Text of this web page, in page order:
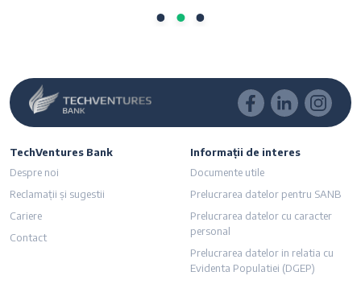
TechVentures Bank
Despre noi
Reclamații și sugestii
Cariere
Contact
Informații de interes
Documente utile
Prelucrarea datelor pentru SANB
Prelucrarea datelor cu caracter
personal
Prelucrarea datelor in relatia cu
Evidenta Populatiei (DGEP)